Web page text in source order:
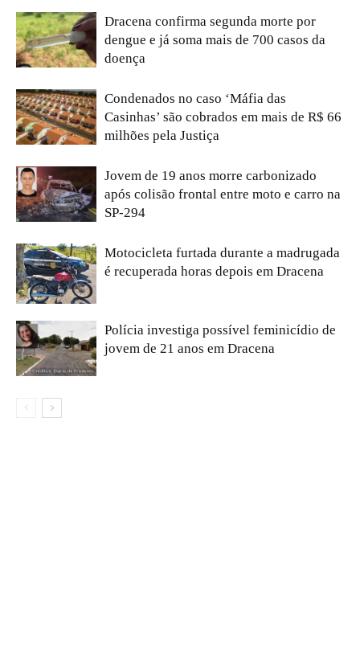
Dracena confirma segunda morte por
dengue e já soma mais de 700 casos da
doença
Condenados no caso ‘Máfia das
Casinhas’ são cobrados em mais de R$ 66
milhões pela Justiça
Jovem de 19 anos morre carbonizado
após colisão frontal entre moto e carro na
SP-294
Motocicleta furtada durante a madrugada
é recuperada horas depois em Dracena
Polícia investiga possível feminicídio de
jovem de 21 anos em Dracena